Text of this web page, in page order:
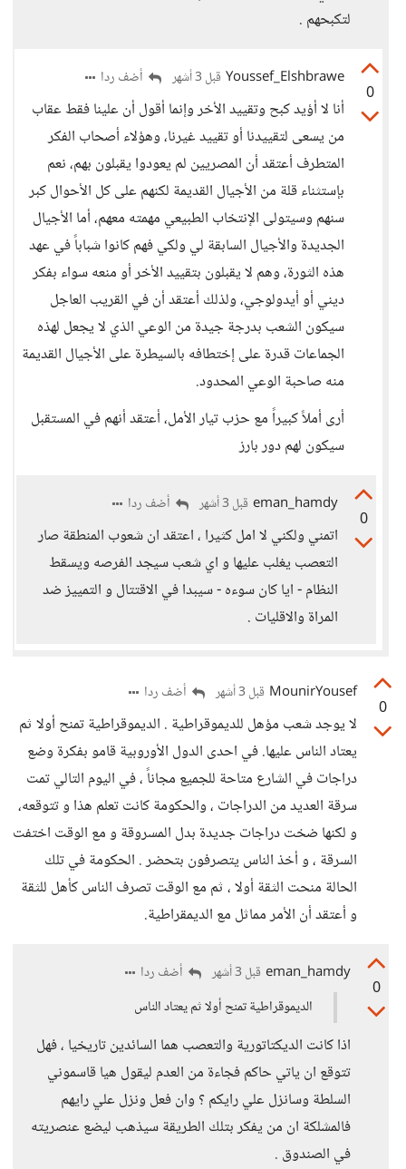
لتكبحهم .
0
Youssef_Elshbrawe قبل 3 أشهر أضف ردا
أنا لا أؤيد كبح وتقييد الأخر وإنما أقول أن علينا فقط عقاب
من يسعى لتقييدنا أو تقييد غيرنا، وهؤلاء أصحاب الفكر
المتطرف أعتقد أن المصريين لم يعودوا يقبلون بهم، نعم
بإستثناء قلة من الأجيال القديمة لكنهم على كل الأحوال كبر
سنهم وسيتولى الإنتخاب الطبيعي مهمته معهم، أما الأجيال
الجديدة والأجيال السابقة لي ولكي فهم كانوا شباباً في عهد
هذه الثورة، وهم لا يقبلون بتقييد الأخر أو منعه سواء بفكر
ديني أو أيدولوجي، ولذلك أعتقد أن في القريب العاجل
سيكون الشعب بدرجة جيدة من الوعي الذي لا يجعل لهذه
الجماعات قدرة على إختطافه بالسيطرة على الأجيال القديمة
منه صاحبة الوعي المحدود.
أرى أملاً كبيراً مع حزب تيار الأمل، أعتقد أنهم في المستقبل
سيكون لهم دور بارز
0
eman_hamdy قبل 3 أشهر أضف ردا
اتمني ولكني لا امل كثيرا ، اعتقد ان شعوب المنطقة صار
التعصب يغلب عليها و اي شعب سيجد الفرصه ويسقط
النظام - ايا كان سوءه - سيبدا في الاقتتال و التمييز ضد
المراة والاقليات .
0
MounirYousef قبل 3 أشهر أضف ردا
لا يوجد شعب مؤهل للديموقراطية . الديموقراطية تمنح أولا ثم
يعتاد الناس عليها. في احدى الدول الأوروبية قامو بفكرة وضع
دراجات في الشارع متاحة للجميع مجاناً ، في اليوم التالي تمت
سرقة العديد من الدراجات ، والحكومة كانت تعلم هذا و تتوقعه،
و لكنها ضخت دراجات جديدة بدل المسروقة و مع الوقت اختفت
السرقة ، و أخذ الناس يتصرفون بتحضر . الحكومة في تلك
الحالة منحت الثقة أولا ، ثم مع الوقت تصرف الناس كأهل للثقة
و أعتقد أن الأمر مماثل مع الديمقراطية.
0
eman_hamdy قبل 3 أشهر
أضف ردا
الديموقراطية تمنح أولا ثم يعتاد الناس
اذا كانت الديكتاتورية والتعصب هما السائدين تاريخيا ، فهل
تتوقع ان ياتي حاكم فجاءة من العدم ليقول هيا قاسموني
السلطة وسانزل علي رايكم ؟ وان فعل ونزل علي رايهم
فالمشلكة ان من يفكر بتلك الطريقة سيذهب ليضع عنصريته
في الصندوق .